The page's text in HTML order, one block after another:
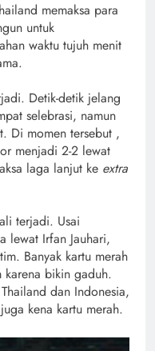
memaksa para
untuk
waktu tujuh menit
Detik-detik jelang
selebrasi, namun
Di momen tersebut ,
menjadi 2-2 lewat
laga lanjut ke extra
terjadi. Usai
lewat Irfan Jauhari,
Banyak kartu merah
bikin gaduh.
dan Indonesia,
kena kartu merah.